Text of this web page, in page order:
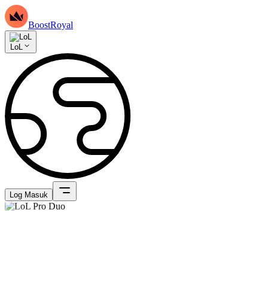
BoostRoyal
LoL
Log Masuk